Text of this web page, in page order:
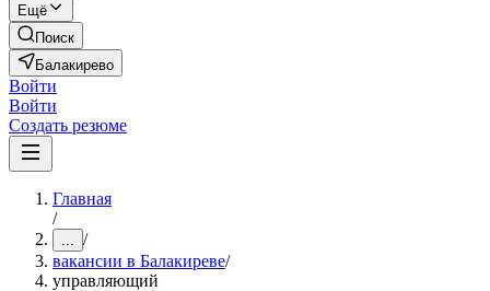
Ещё
Поиск
Балакирево
Войти
Войти
Создать резюме
Главная
/
... /
вакансии в Балакиреве/
управляющий